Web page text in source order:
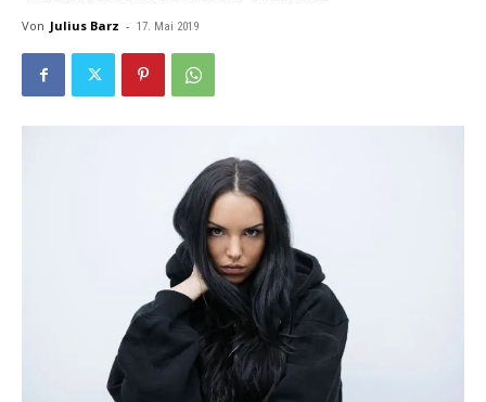
Von Julius Barz - 17. Mai 2019